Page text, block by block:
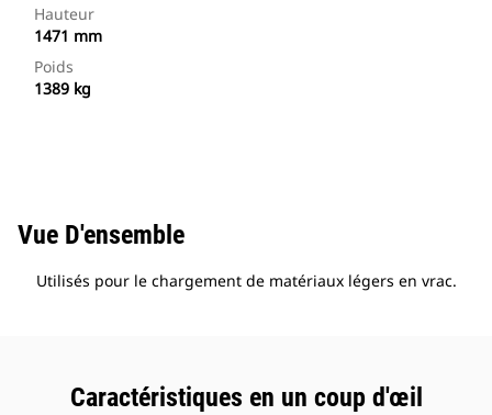
Hauteur
1471 mm
Poids
1389 kg
Vue D'ensemble
Utilisés pour le chargement de matériaux légers en vrac.
Caractéristiques en un coup d'œil